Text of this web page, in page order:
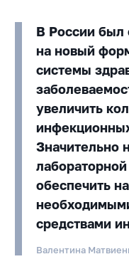
В России был
на новый
системы
увеличить
Значительно
обеспечить
средствами
Валентина